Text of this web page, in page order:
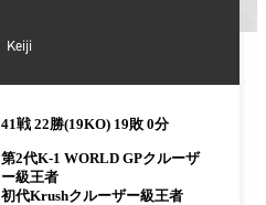
Keiji
41戦 22勝(19KO) 19敗 0分
第2代K-1 WORLD GPクルーザ
ー級王者
初代Krushクルーザー級王者